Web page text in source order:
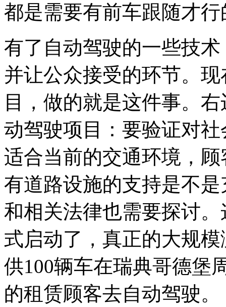
都是需要有前车跟随才行
有了自动驾驶的一些技
并让公众接受的环节。
目，做的就是这件事。
动驾驶项目：要验证对
适合当前的交通环境，
有道路设施的支持是不
和相关法律也需要探讨
式启动了，真正的大规
供100辆车在瑞典哥德堡
的租赁顾客去自动驾驶。